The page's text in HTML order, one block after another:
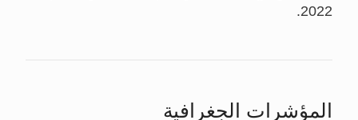
2022.
المؤشرات الجغرافية